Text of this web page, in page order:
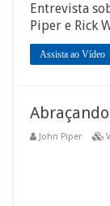
Entrevista
Piper e Rick
Assista ao Vídeo
John Piper